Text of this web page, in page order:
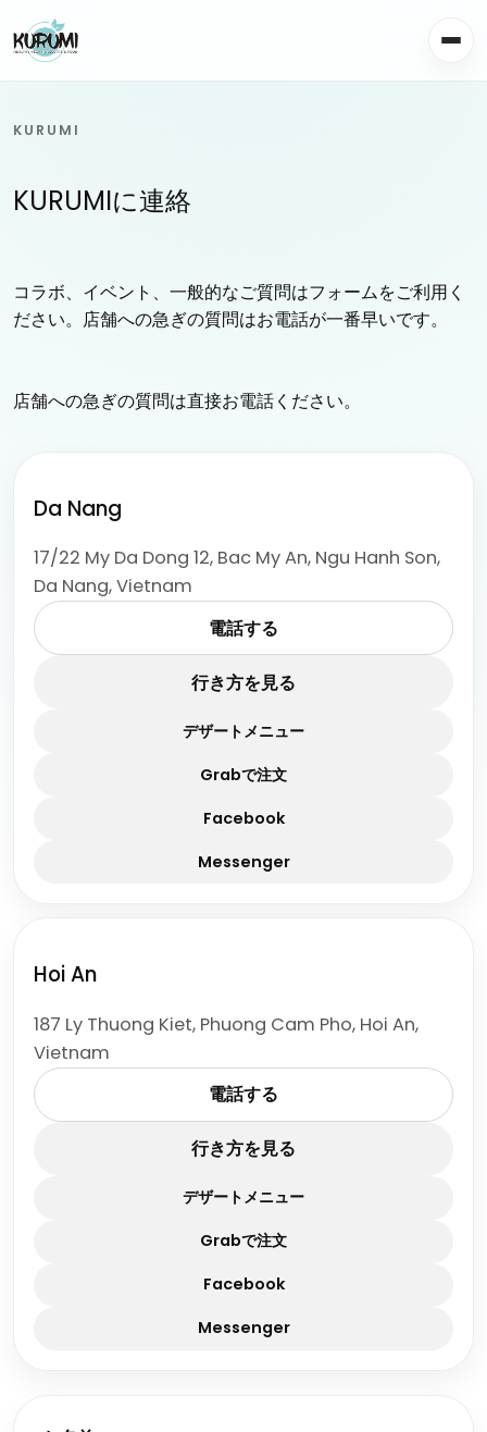
KURUMI
KURUMIに連絡
コラボ、イベント、一般的なご質問はフォームをご利用く
ださい。店舗への急ぎの質問はお電話が一番早いです。
店舗への急ぎの質問は直接お電話ください。
Da Nang
17/22 My Da Dong 12, Bac My An, Ngu Hanh Son,
Da Nang, Vietnam
電話する
行き方を見る
デザートメニュー
Grabで注文
Facebook
Messenger
Hoi An
187 Ly Thuong Kiet, Phuong Cam Pho, Hoi An,
Vietnam
電話する
行き方を見る
デザートメニュー
Grabで注文
Facebook
Messenger